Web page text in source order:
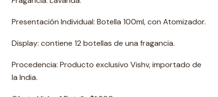
Presentación Individual: Botella 100ml, con Atomizador.
Display: contiene 12 botellas de una fragancia.
Procedencia: Producto exclusivo Vishv, importado de
la India.